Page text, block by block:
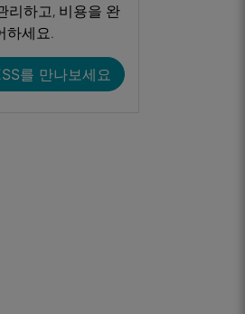
리하고, 비용을 완
하세요.
를 만나보세요